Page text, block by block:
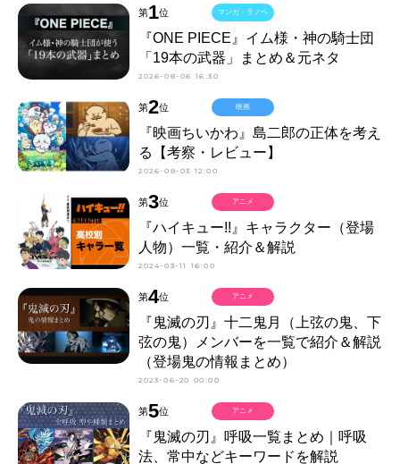
第1位
『ONE PIECE』イム様・神の騎士団
「19本の武器」まとめ＆元ネタ
2026-08-06 16:30
マンガ・ラノベ
第2位
『映画ちいかわ』島二郎の正体を考え
る【考察・レビュー】
2026-08-03 12:00
映画
第3位
『ハイキュー!!』キャラクター（登場
人物）一覧・紹介＆解説
2024-03-11 16:00
アニメ
第4位
『鬼滅の刃』十二鬼月（上弦の鬼、下
弦の鬼）メンバーを一覧で紹介＆解説
（登場鬼の情報まとめ）
2023-06-20 00:00
アニメ
第5位
『鬼滅の刃』呼吸一覧まとめ｜呼吸
法、常中などキーワードを解説
アニメ